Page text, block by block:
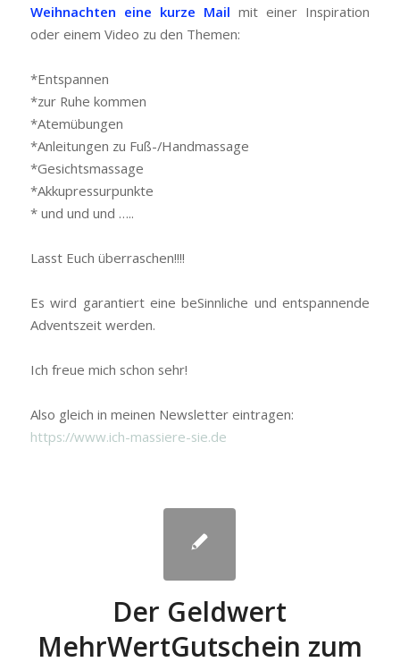
Weihnachten eine kurze Mailmit einer Inspiration
oder einem Video zu den Themen:
*Entspannen
*zur Ruhe kommen
*Atemübungen
*Anleitungen zu Fuß-/Handmassage
*Gesichtsmassage
*Akkupressurpunkte
* und und und …..
Lasst Euch überraschen!!!!
Es wird garantiert eine beSinnliche und entspannende
Adventszeit werden.
Ich freue mich schon sehr!
Also gleich in meinen Newsletter eintragen:
https://www.ich-massiere-sie.de
Der Geldwert
MehrWertGutschein zum